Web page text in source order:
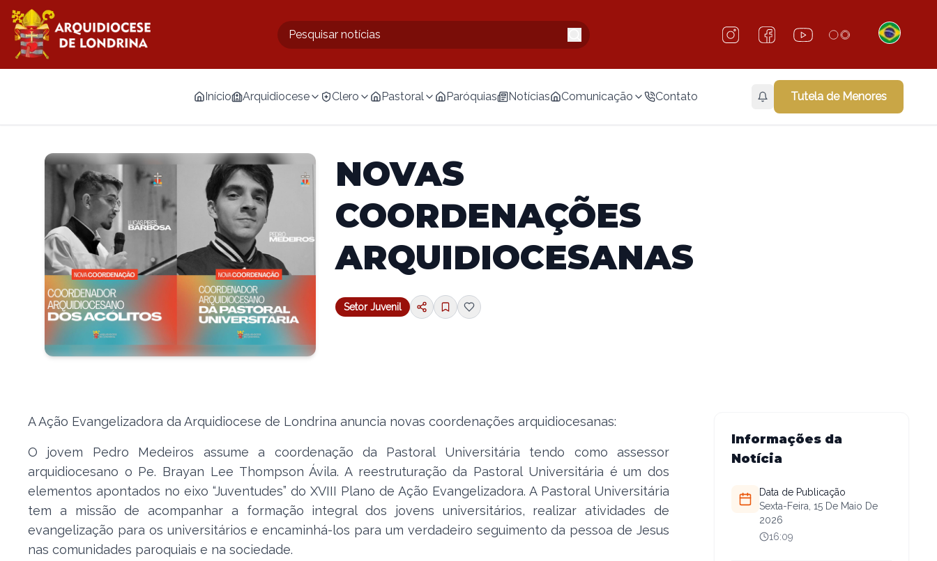
Início Arquidiocese Clero Pastoral Paróquias Notícias Comunicação Contato Tutela de Menores
NOVAS
COORDENAÇÕES
ARQUIDIOCESANAS
Setor Juvenil
A Ação Evangelizadora da Arquidiocese de Londrina anuncia novas coordenações arquidiocesanas:
O jovem Pedro Medeiros assume a coordenação da Pastoral Universitária tendo como assessor
arquidiocesano o Pe. Brayan Lee Thompson Ávila. A reestruturação da Pastoral Universitária é um dos
elementos apontados no eixo “Juventudes” do XVIII Plano de Ação Evangelizadora. A Pastoral Universitária
tem a missão de acompanhar a formação integral dos jovens universitários, realizar atividades de
evangelização para os universitários e encaminhá-los para um verdadeiro seguimento da pessoa de Jesus
nas comunidades paroquiais e na sociedade.
Informações da
Notícia
Data de Publicação
Sexta-Feira, 15 De Maio De
2026
16:09